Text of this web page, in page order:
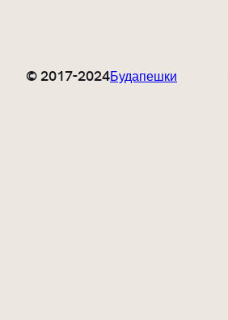
© 2017-2024Будапешки